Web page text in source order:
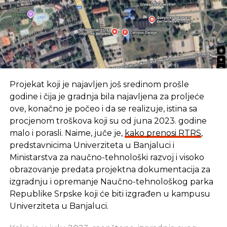
SLEDEĆI
Srpska aplikacija koja će olakšati rad
građevinarima
NE PROPUSTITE
„Ubica“ Appleovog iPhonea i Samsungovog
Projekat koji je najavljen još sredinom prošle
godine i čija je gradnja bila najavljena za proljeće
ove, konačno je počeo i da se realizuje, istina sa
procjenom troškova koji su od juna 2023. godine
malo i porasli. Naime, juče je, kako prenosi RTRS,
predstavnicima Univerziteta u Banjaluci i
Ministarstva za naučno-tehnološki razvoj i visoko
obrazovanje predata projektna dokumentacija za
izgradnju i opremanje Naučno-tehnološkog parka
Republike Srpske koji će biti izgrađen u kampusu
Univerziteta u Banjaluci.